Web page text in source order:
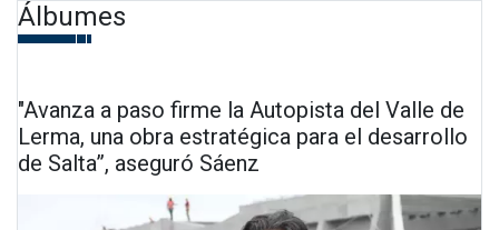
Álbumes
"Avanza a paso firme la Autopista del Valle de
Lerma, una obra estratégica para el desarrollo
de Salta”, aseguró Sáenz